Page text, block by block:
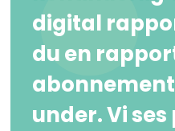
digital
du en
under. Vi